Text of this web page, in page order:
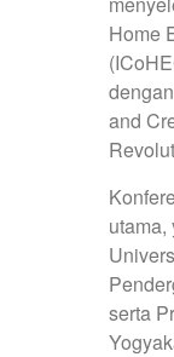
Home
and
utama,
serta